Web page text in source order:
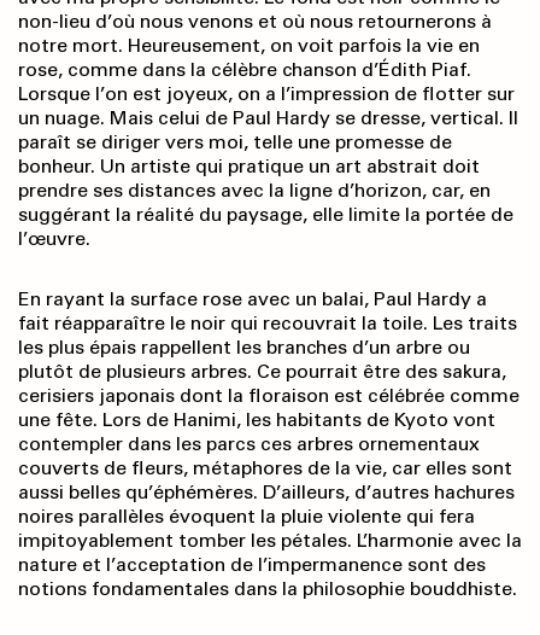
non-lieu d’où nous venons et où nous retournerons à
notre mort. Heureusement, on voit parfois la vie en
rose, comme dans la célèbre chanson d’Édith Piaf.
Lorsque l’on est joyeux, on a l’impression de flotter sur
un nuage. Mais celui de Paul Hardy se dresse, vertical. Il
paraît se diriger vers moi, telle une promesse de
bonheur. Un artiste qui pratique un art abstrait doit
prendre ses distances avec la ligne d’horizon, car, en
suggérant la réalité du paysage, elle limite la portée de
l’œuvre.
En rayant la surface rose avec un balai, Paul Hardy a
fait réapparaître le noir qui recouvrait la toile. Les traits
les plus épais rappellent les branches d’un arbre ou
plutôt de plusieurs arbres. Ce pourrait être des sakura,
cerisiers japonais dont la floraison est célébrée comme
une fête. Lors de Hanimi, les habitants de Kyoto vont
contempler dans les parcs ces arbres ornementaux
couverts de fleurs, métaphores de la vie, car elles sont
aussi belles qu’éphémères. D’ailleurs, d’autres hachures
noires parallèles évoquent la pluie violente qui fera
impitoyablement tomber les pétales. L’harmonie avec la
nature et l’acceptation de l’impermanence sont des
notions fondamentales dans la philosophie bouddhiste.